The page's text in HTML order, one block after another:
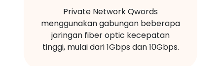
Private Network Qwords
menggunakan gabungan beberapa
jaringan fiber optic kecepatan
tinggi, mulai dari 1Gbps dan 10Gbps.